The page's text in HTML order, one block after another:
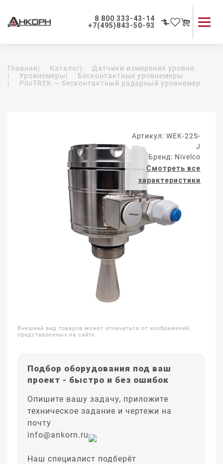
8 800 333-43-14
+7(495)843-50-93
Применение приборов
Как мы работаем
Главная| Каталог|
Датчики измерения уровня
|
Уровнемеры|
Бесконтактные уровнемеры
|
PiloTREK — бесконтактный радарный уровнемер
Артикул: WEK-22S-
J
Бренд: Nivelco
Смотреть все
характеристики
Внешний вид товаров может отличаться от изображений,
представленных на сайте.
Подбор оборудования под ваш
проект - быстро и без ошибок
Опишите вашу задачу, приложите
техническое задание и чертежи на
почту
info@ankorn.ru
Наш специалист подберёт